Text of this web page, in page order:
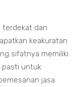
terdekat dan
keakuratan
sifatnya memiliki
pasti untuk
jasa